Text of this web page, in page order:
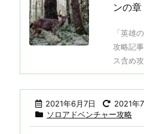
ンの
「英雄
攻略記
ス含め
2021年6月7日
2021年
ソロアドベンチャー攻略